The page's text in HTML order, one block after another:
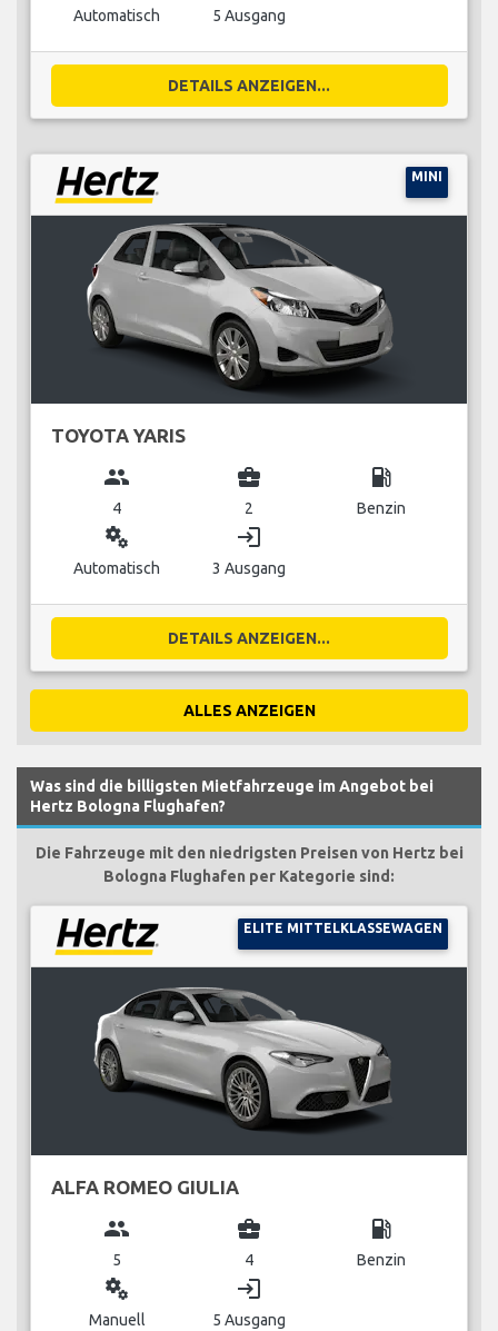
Automatisch 5 Ausgang
DETAILS ANZEIGEN...
MINI
TOYOTA YARIS
group
4
business_center
2
local_gas_station
Benzin
miscellaneous_services
Automatisch
login
3 Ausgang
DETAILS ANZEIGEN...
ALLES ANZEIGEN
Was sind die billigsten Mietfahrzeuge im Angebot bei
Hertz Bologna Flughafen?
Die Fahrzeuge mit den niedrigsten Preisen von Hertz bei
Bologna Flughafen per Kategorie sind:
ELITE MITTELKLASSEWAGEN
ALFA ROMEO GIULIA
group
5
business_center
4
local_gas_station
Benzin
miscellaneous_services
Manuell
login
5 Ausgang